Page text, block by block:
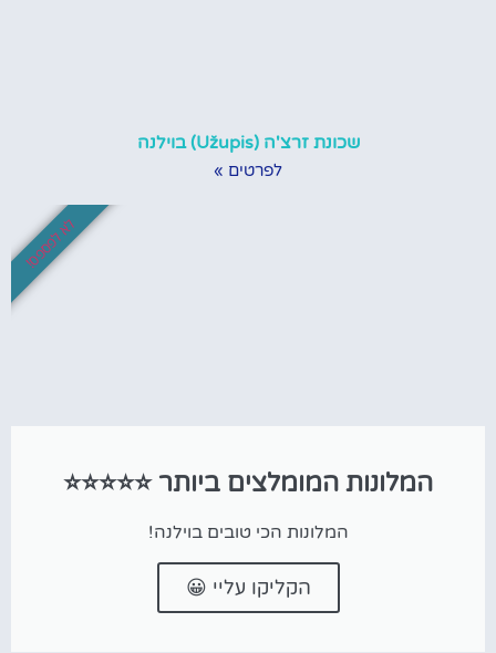
שכונת זרצ'ה (Užupis) בוילנה
לפרטים »
המלונות המומלצים ביותר ⭐⭐⭐⭐⭐
המלונות הכי טובים בוילנה!
הקליקו עליי 😀
לא לפספס!